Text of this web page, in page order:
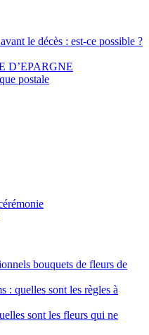
le décès : est-ce possible ?
D’EPARGNE
postale
bouquets de fleurs de
: quelles sont les règles à
sont les fleurs qui ne